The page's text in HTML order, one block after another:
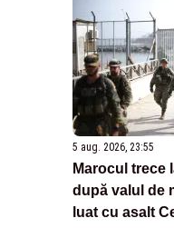
5 aug. 2026, 23:55
Marocul trece
după valul de
luat cu asalt